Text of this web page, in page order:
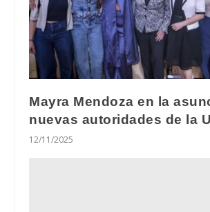
Mayra Mendoza en la
nuevas autoridades de la
12/11/2025